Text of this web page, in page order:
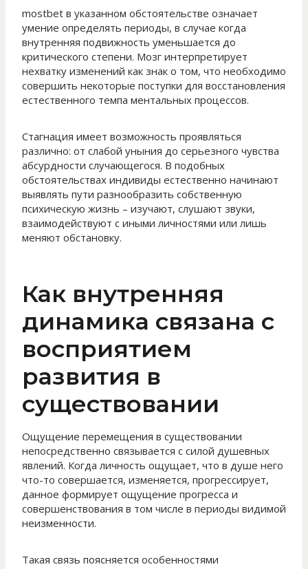
mostbet в указанном обстоятельстве означает
умение определять периоды, в случае когда
внутренняя подвижность уменьшается до
критического степени. Мозг интерпретирует
нехватку изменений как знак о том, что необходимо
совершить некоторые поступки для восстановления
естественного темпа ментальных процессов.
Стагнация имеет возможность проявляться
различно: от слабой уныния до серьезного чувства
абсурдности случающегося. В подобных
обстоятельствах индивиды естественно начинают
выявлять пути разнообразить собственную
психическую жизнь – изучают, слушают звуки,
взаимодействуют с иными личностями или лишь
меняют обстановку.
Как внутренняя
динамика связана с
восприятием
развития в
существовании
Ощущение перемещения в существовании
непосредственно связывается с силой душевных
явлений. Когда личность ощущает, что в душе него
что-то совершается, изменяется, прогрессирует,
данное формирует ощущение прогресса и
совершенствования в том числе в периоды видимой
неизменности.
Такая связь поясняется особенностями